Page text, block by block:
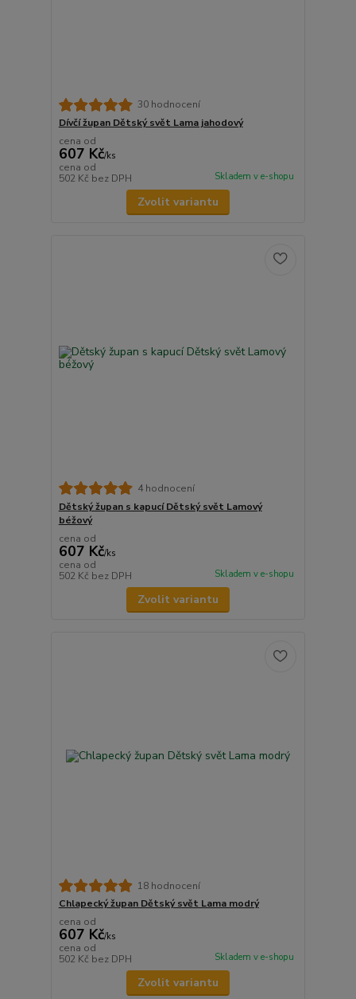
30 hodnocení
Dívčí župan Dětský svět Lama jahodový
cena od
607 Kč/ks
cena od
502 Kč bez DPH Skladem v e-shopu
Zvolit variantu
4 hodnocení
Dětský župan s kapucí Dětský svět Lamový
béžový
cena od
607 Kč/ks
cena od
502 Kč bez DPH Skladem v e-shopu
Zvolit variantu
18 hodnocení
Chlapecký župan Dětský svět Lama modrý
cena od
607 Kč/ks
cena od
502 Kč bez DPH Skladem v e-shopu
Zvolit variantu